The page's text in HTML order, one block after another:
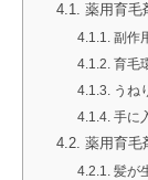
薬用育毛
副作
育毛
うね
手に
薬用育毛
髪が